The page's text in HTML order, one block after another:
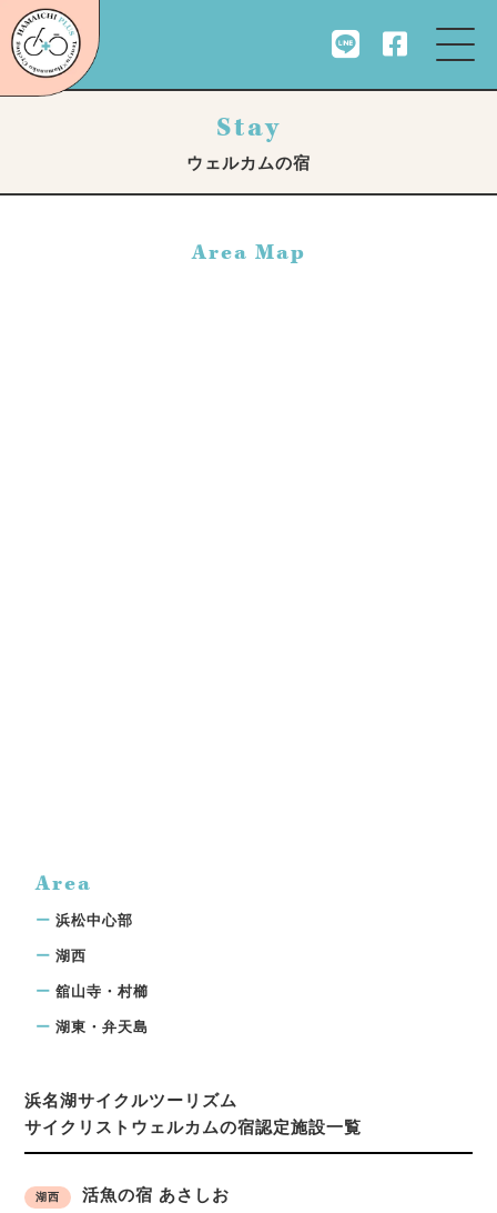
Stay
ウェルカムの宿
Area Map
Area
浜松中心部
湖西
舘山寺・村櫛
湖東・弁天島
浜名湖サイクルツーリズム
サイクリストウェルカムの宿認定施設一覧
湖西 活魚の宿 あさしお